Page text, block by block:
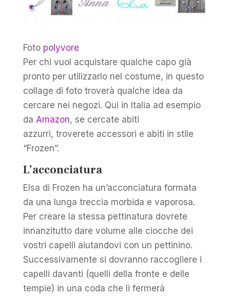
Foto polyvore
Per chi vuol acquistare qualche capo già
pronto per utilizzarlo nel costume, in questo
collage di foto troverà qualche idea da
cercare nei negozi. Qui in Italia ad esempio
da Amazon, se cercate abiti
azzurri, troverete accessori e abiti in stile
“Frozen”.
L’acconciatura
Elsa di Frozen ha un’acconciatura formata
da una lunga treccia morbida e vaporosa.
Per creare la stessa pettinatura dovrete
innanzitutto dare volume alle ciocche dei
vostri capelli aiutandovi con un pettinino.
Successivamente si dovranno raccogliere i
capelli davanti (quelli della fronte e delle
tempie) in una coda che li fermerà